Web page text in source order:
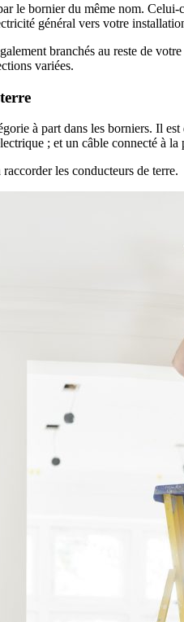
le bornier du même nom.
général vers votre
branchés au reste de
variées.
à part dans les borniers. Il
; et un câble connecté à la
les conducteurs de terre.